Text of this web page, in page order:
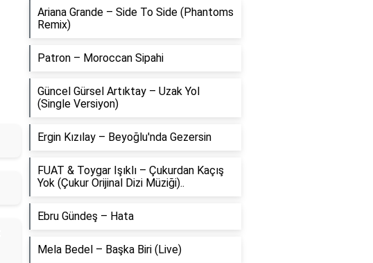
Ariana Grande – Side To Side (Phantoms
Remix)
Patron – Moroccan Sipahi
Güncel Gürsel Artıktay – Uzak Yol
(Single Versiyon)
Ergin Kızılay – Beyoğlu'nda Gezersin
FUAT & Toygar Işıklı – Çukurdan Kaçış
Yok (Çukur Orijinal Dizi Müziği)..
Ebru Gündeş – Hata
Mela Bedel – Başka Biri (Live)